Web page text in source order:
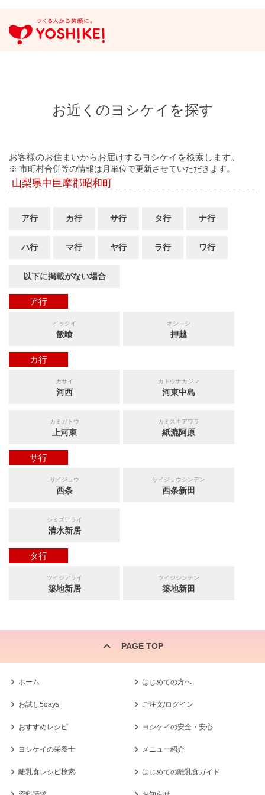
お近くのヨシケイを探す
お客様のお住まいからお届けするヨシケイを検索します。
※ 市町村合併等の情報は月単位で更新させていただきます。
山梨県中巨摩郡昭和町
ア行 カ行 サ行 タ行 ナ行
ハ行 マ行 ヤ行 ラ行 ワ行
以下に掲載がない場合
ア行
イックイ
飯喰
オシコシ
押越
カ行
カサイ
河西
カトウナカジマ
河東中島
カミガトウ
上河東
カミスキアワラ
紙漉阿原
サ行
サイジョウ
西条
サイジョウシンデン
西条新田
シミズアライ
清水新居
タ行
ツイジアライ
築地新居
ツイジシンデン
築地新田
PAGE TOP
ホーム はじめての方へ
お試し5days ご注文/ログイン
おすすめレシピ ヨシケイの安全・安心
ヨシケイの栄養士 メニュー紹介
離乳食レシピ検索 はじめての離乳食ガイド